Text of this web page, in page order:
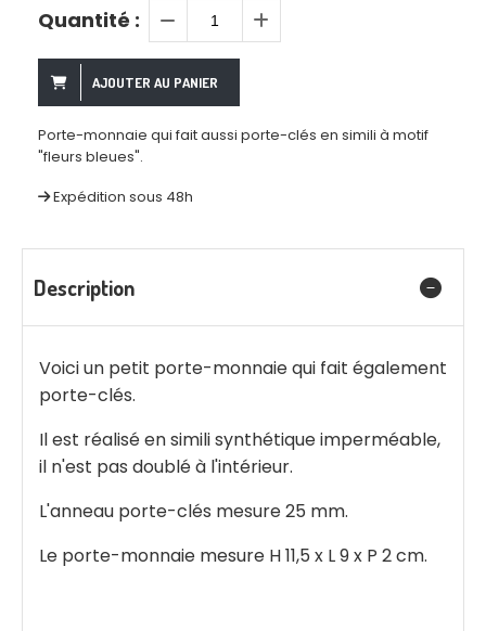
Quantité :
AJOUTER AU PANIER
Porte-monnaie qui fait aussi porte-clés en simili à motif
"fleurs bleues".
Expédition sous 48h
Description
Voici un petit porte-monnaie qui fait également
porte-clés.
Il est réalisé en simili synthétique imperméable,
il n'est pas doublé à l'intérieur.
L'anneau porte-clés mesure 25 mm.
Le porte-monnaie mesure H 11,5 x L 9 x P 2 cm.